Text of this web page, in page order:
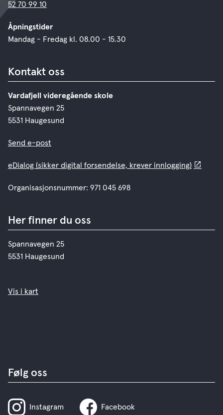
52 70 99 10
Åpningstider
Mandag - Fredag kl. 08.00 - 15.30
Kontakt oss
Vardafjell videregående skole
Spannavegen 25
5531 Haugesund
Send e-post
eDialog (sikker digital forsendelse, krever innlogging)
Organisasjonsnummer: 971 045 698
Her finner du oss
Spannavegen 25
5531 Haugesund
Vis i kart
Følg oss
Instagram Facebook